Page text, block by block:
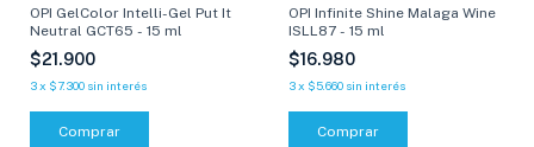
OPI GelColor Intelli-Gel Put It
Neutral GCT65 - 15 ml
$21.900
3x $7.300 sin interés
Comprar
OPI Infinite Shine Malaga Wine
ISLL87 - 15 ml
$16.980
3 x $5.660 sin interés
Comprar